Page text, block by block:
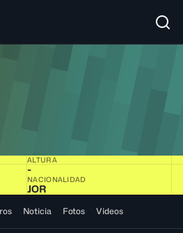
ALTURA
-
NACIONALIDAD
JOR
Noticia Fotos Videos